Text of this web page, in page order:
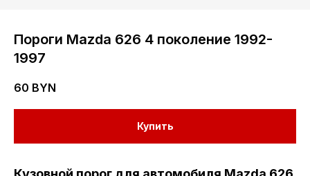
Пороги Mazda 626 4 поколение 1992-
1997
60 BYN
Купить